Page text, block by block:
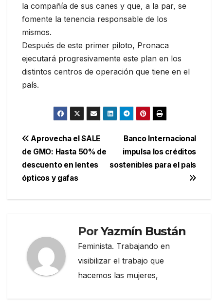
la compañía de sus canes y que, a la par, se
fomente la tenencia responsable de los
mismos.
Después de este primer piloto, Pronaca
ejecutará progresivamente este plan en los
distintos centros de operación que tiene en el
país.
Navegación
de
entradas
Banco Internacional
impulsa los créditos
sostenibles para el país
Aprovecha el SALE
de GMO: Hasta 50% de
descuento en lentes
ópticos y gafas
PorYazmín Bustán
Feminista. Trabajando en
visibilizar el trabajo que
hacemos las mujeres,